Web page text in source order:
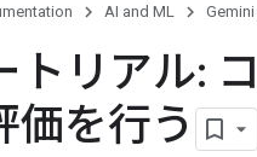
AI and ML
トリアル:
価を行う